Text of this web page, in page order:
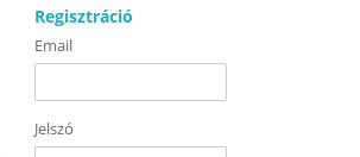
Regisztráció
Email
Jelszó